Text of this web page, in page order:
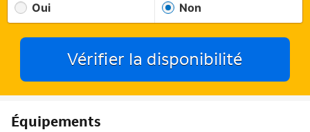
Oui Non
Vérifier la disponibilité
Équipements